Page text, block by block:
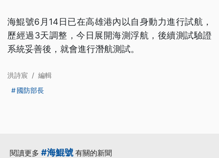
海鯤號6月14日已在高雄港內以自身動力進行試航，
歷經過3天調整，今日展開海測浮航，後續測試驗證
系統妥善後，就會進行潛航測試。
洪詩宸 / 編輯
國防部長
閱讀更多 #海鯤號 有關的新聞